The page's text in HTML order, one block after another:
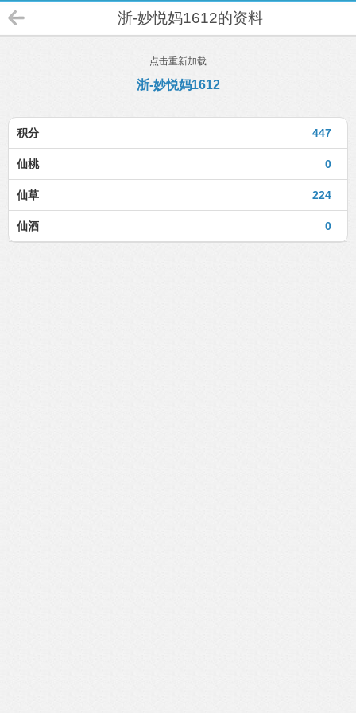
浙-妙悦妈1612的资料
点击重新加载
浙-妙悦妈1612
447
积分
0
仙桃
224
仙草
0
仙酒